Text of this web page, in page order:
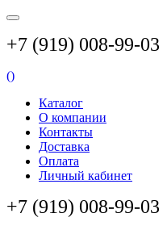
+7 (919) 008-99-03
()
Каталог
О компании
Контакты
Доставка
Оплата
Личный кабинет
+7 (919) 008-99-03